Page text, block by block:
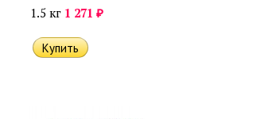
1.5 кг 1 271 ₽